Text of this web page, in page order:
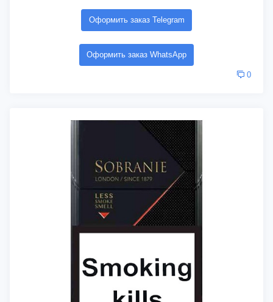
Оформить заказ Telegram
Оформить заказ WhatsApp
0